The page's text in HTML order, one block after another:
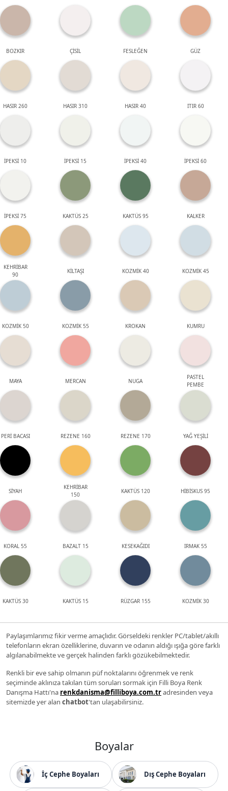
BOZKIR ÇİSİL FESLEĞEN GÜZ
HASIR 260 HASIR 310 HASIR 40 ITIR 60
İPEKSİ 10 İPEKSİ 15 İPEKSİ 40 İPEKSİ 60
İPEKSİ 75 KAKTÜS 25 KAKTÜS 95 KALKER
KEHRİBAR
90
KİLTAŞI KOZMİK 40 KOZMİK 45
KOZMİK 50 KOZMİK 55 KROKAN KUMRU
MAYA MERCAN NUGA
PASTEL
PEMBE
PERİ BACASI REZENE 160 REZENE 170 YAĞ YEŞİLİ
SİYAH
KEHRİBAR
150
KAKTÜS 120 HİBİSKUS 95
KORAL 55 BAZALT 15 KESEKAĞIDI IRMAK 55
KAKTÜS 30 KAKTÜS 15 RÜZGAR 155 KOZMİK 30
Paylaşımlarımız fikir verme amaçlıdır. Görseldeki renkler PC/tablet/akıllı
telefonların ekran özelliklerine, duvarın ve odanın aldığı ışığa göre farklı
algılanabilmekte ve gerçek halinden farklı gözükebilmektedir.
Renkli bir eve sahip olmanın püf noktalarını öğrenmek ve renk
seçiminde aklınıza takılan tüm soruları sormak için Filli Boya Renk
Danışma Hattı'na renkdanisma@filliboya.com.tradresinden veya
sitemizde yer alan chatbot'tan ulaşabilirsiniz.
Boyalar
İç Cephe Boyaları Dış Cephe Boyaları